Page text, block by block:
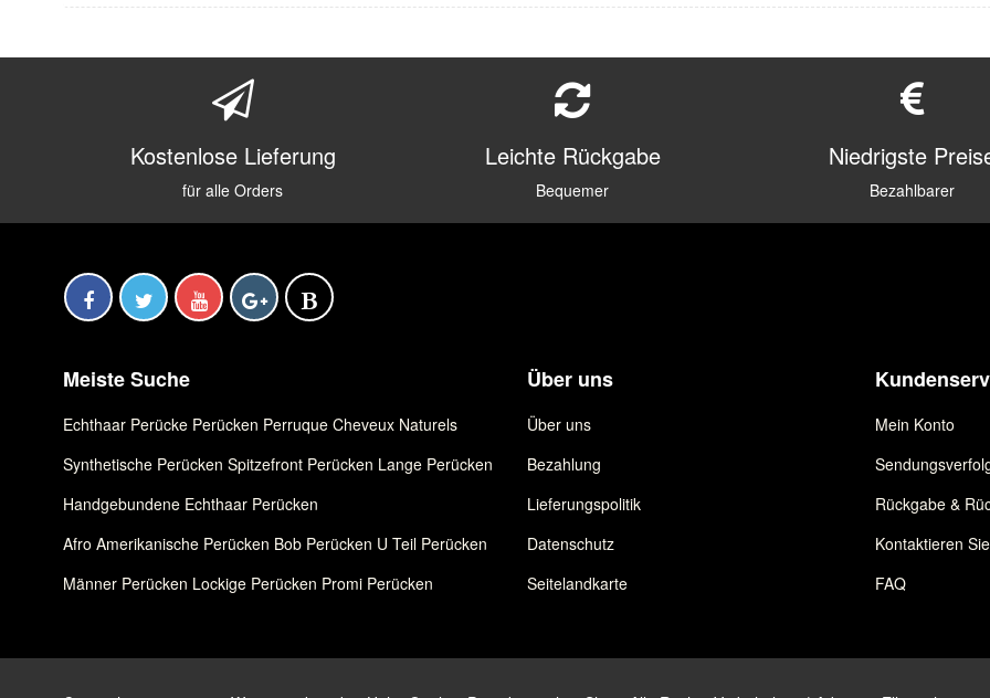
Kostenlose Lieferung
für alle Orders
Leichte Rückgabe
Bequemer
Niedrigste
Bezahlbarer
Meiste Suche
Echthaar Perücke Perücken Perruque Cheveux Naturels
Synthetische Perücken Spitzefront Perücken Lange Perücken
Handgebundene Echthaar Perücken
Afro Amerikanische Perücken Bob Perücken U Teil Perücken
Männer Perücken Lockige Perücken Promi Perücken
Über uns
Über uns
Bezahlung
Lieferungspolitik
Datenschutz
Seitelandkarte
Mein Konto
Rückgabe &
Kontaktieren
FAQ